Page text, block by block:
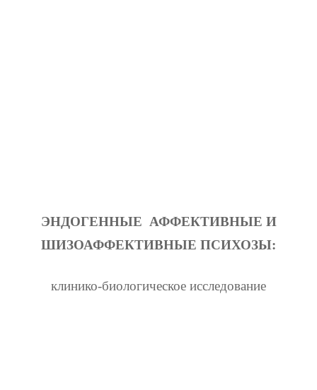
ЭНДОГЕННЫЕ АФФЕКТИВНЫЕ И
ШИЗОАФФЕКТИВНЫЕ ПСИХОЗЫ:
клинико-биологическое исследование